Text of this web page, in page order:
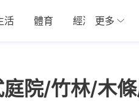
活 體育 經濟 01深圳
更多
院/竹林/木